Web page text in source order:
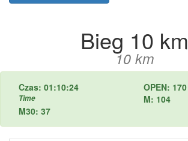
Bieg 10 km
10 km
Czas: 01:10:24
Time
OPEN: 170
M: 104
M30: 37